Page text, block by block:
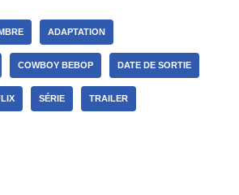
ADAPTATION
COWBOY BEBOP DATE DE SORTIE
SÉRIE TRAILER